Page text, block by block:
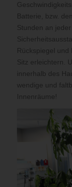
Batterie, bzw.
Stunden an
Rückspiegel und
Sitz erleichtern.
innerhalb des
wendige und
Innenräume!